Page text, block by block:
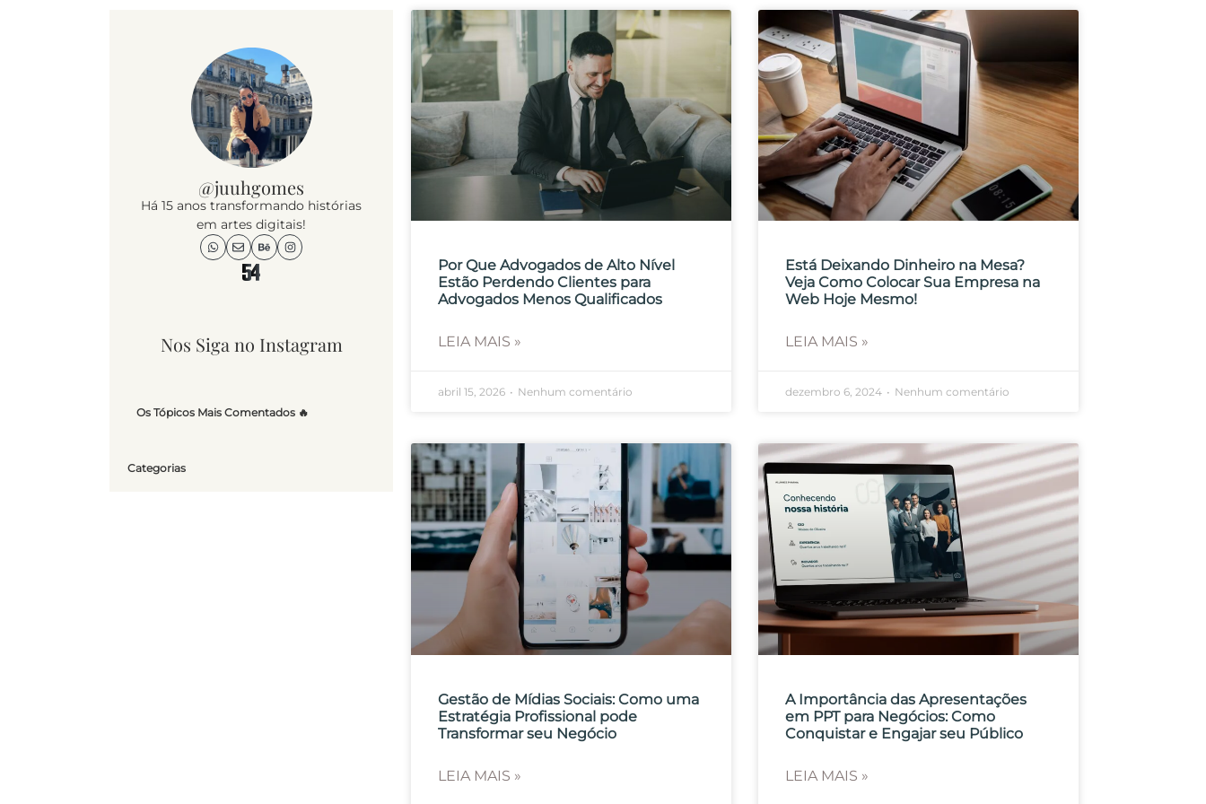
@juuhgomes
Há 15 anos transformando histórias
em artes digitais!
Nos Siga no Instagram
Os Tópicos Mais Comentados 🔥
Categorias
Por Que Advogados de Alto Nível
Estão Perdendo Clientes para
Advogados Menos Qualificados
LEIA MAIS »
abril 15, 2026 Nenhum comentário
Está Deixando Dinheiro na Mesa?
Veja Como Colocar Sua Empresa na
Web Hoje Mesmo!
LEIA MAIS »
dezembro 6, 2024 Nenhum comentário
Gestão de Mídias Sociais: Como uma
Estratégia Profissional pode
Transformar seu Negócio
LEIA MAIS »
A Importância das Apresentações
em PPT para Negócios: Como
Conquistar e Engajar seu Público
LEIA MAIS »